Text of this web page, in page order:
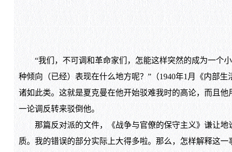
“我们，不可调和革命家们，怎能这样突然的成为一个小
种倾向（已经）表现在什么地方呢？”（1940年1月《内部
诸如此类。这就是夏克曼在他开始驳难我时的高论，而且
一论调反转来驳倒他。
那篇反对派的文件，《战争与官僚的保守主义》谦让地
质。我的错误的部分实际上大得多啦。那么，怎样解释这